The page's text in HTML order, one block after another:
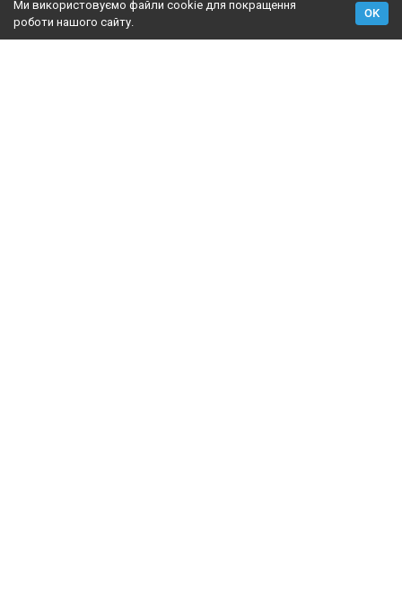
Ми використовуємо файли cookie для покращення
роботи нашого сайту.
OK